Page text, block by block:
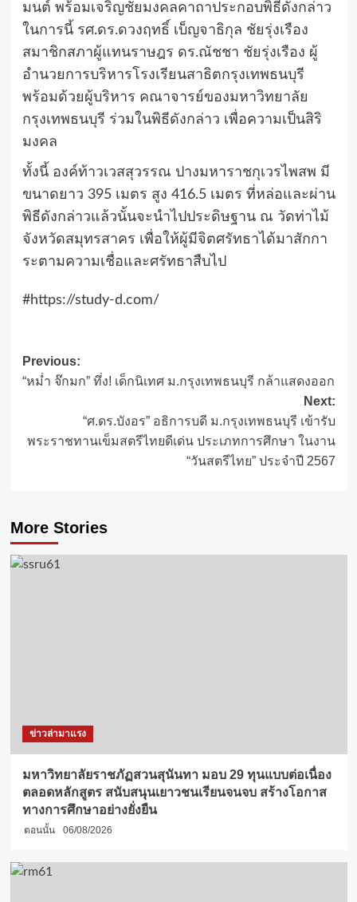
มนต์ พร้อมเจริญชัยมงคลคาถาประกอบพิธีดังกล่าว
ในการนี้ รศ.ดร.ดวงฤทธิ์ เบ็ญจาธิกุล ชัยรุ่งเรือง
สมาชิกสภาผู้แทนราษฎร ดร.ณัชชา ชัยรุ่งเรือง ผู้
อำนวยการบริหารโรงเรียนสาธิตกรุงเทพธนบุรี
พร้อมด้วยผู้บริหาร คณาจารย์ของมหาวิทยาลัย
กรุงเทพธนบุรี ร่วมในพิธีดังกล่าว เพื่อความเป็นสิริ
มงคล
ทั้งนี้ องค์ท้าวเวสสุวรรณ ปางมหาราชกุเวรไพสพ มี
ขนาดยาว 395 เมตร สูง 416.5 เมตร ที่หล่อและผ่าน
พิธีดังกล่าวแล้วนั้นจะนำไปประดิษฐาน ณ วัดท่าไม้
จังหวัดสมุทรสาคร เพื่อให้ผู้มีจิตศรัทธาได้มาสักกา
ระตามความเชื่อและศรัทธาสืบไป
#https://study-d.com/
Post
navigation
Previous:
“หม่ำ จ๊กมก” ทึ่ง! เด็กนิเทศ ม.กรุงเทพธนบุรี กล้าแสดงออก
Next:
“ศ.ดร.บังอร” อธิการบดี ม.กรุงเทพธนบุรี เข้ารับ
พระราชทานเข็มสตรีไทยดีเด่น ประเภทการศึกษา ในงาน
“วันสตรีไทย” ประจำปี 2567
More Stories
ข่าวล่ามาแรง
มหาวิทยาลัยราชภัฏสวนสุนันทา มอบ 29 ทุนแบบต่อเนื่อง
ตลอดหลักสูตร สนับสนุนเยาวชนเรียนจนจบ สร้างโอกาส
ทางการศึกษาอย่างยั่งยืน
ตอนนั้น 06/08/2026